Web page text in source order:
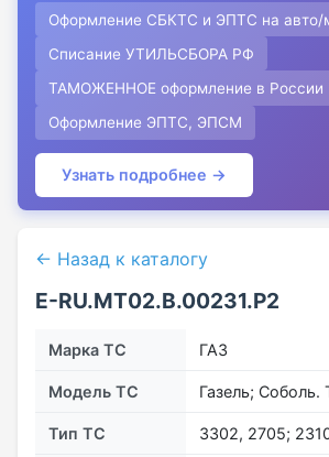
Оформление СБКТС и ЭПТС на авто/
Списание УТИЛЬСБОРА РФ
ТАМОЖЕННОЕ оформление в России
Оформление ЭПТС, ЭПСМ
Узнать подробнее →
← Назад к каталогу
E-RU.МТ02.B.00231.P2
Марка ТС ГАЗ
Модель ТС Газель;
Тип ТС 3302, 2705;